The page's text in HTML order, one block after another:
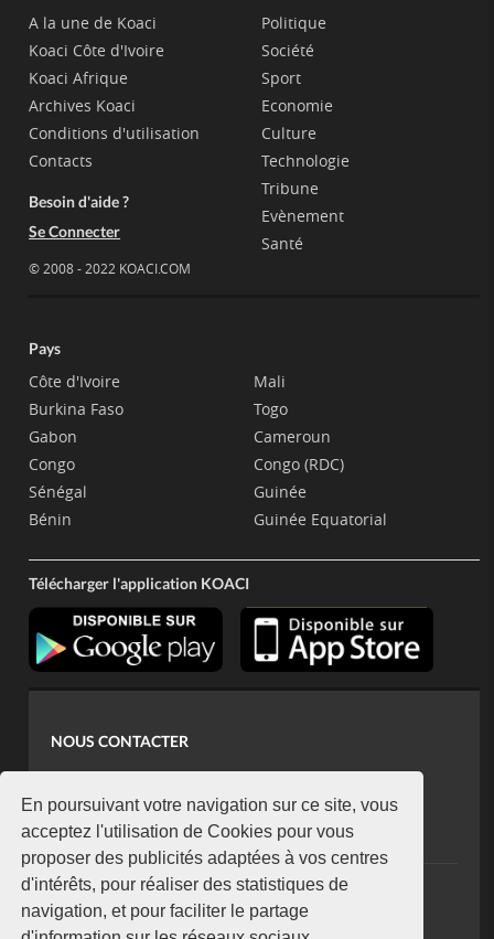
En poursuivant votre navigation sur ce site, vous
acceptez l'utilisation de Cookies pour vous
proposer des publicités adaptées à vos centres
d'intérêts, pour réaliser des statistiques de
navigation, et pour faciliter le partage
A la une de Koaci
Koaci Côte d'Ivoire
Koaci Afrique
Archives Koaci
Conditions d'utilisation
Contacts
Besoin d'aide ?
Se Connecter
© 2008 - 2022 KOACI.COM
Politique
Société
Sport
Economie
Culture
Technologie
Tribune
Evènement
Santé
Pays
Côte d'Ivoire
Burkina Faso
Gabon
Congo
Sénégal
Bénin
Mali
Togo
Cameroun
Congo (RDC)
Guinée
Guinée Equatorial
Télécharger l'application KOACI
NOUS CONTACTER
koaci@yahoo.fr
+225 07 08 85 52 93
NEWSLETTER
Restez connecté via notre newsletter